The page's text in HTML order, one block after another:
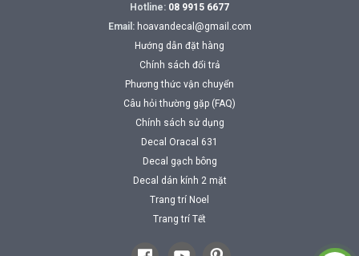
Hotline: 08 9915 6677
Email: hoavandecal@gmail.com
Hướng dẫn đặt hàng
Chính sách đổi trả
Phương thức vận chuyển
Câu hỏi thường gặp (FAQ)
Chính sách sử dụng
Decal Oracal 631
Decal gạch bông
Decal dán kính 2 mặt
Trang trí Noel
Trang trí Tết